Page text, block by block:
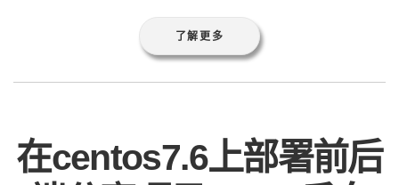
了解更多
在centos7.6上部署前后